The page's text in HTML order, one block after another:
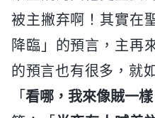
被主撇弃啊！其實在
降臨」的預言，主再
的預言也有很多，就
「 看哪，我來像賊一樣